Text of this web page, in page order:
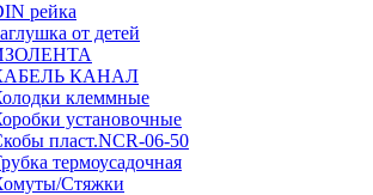
рейка
от детей
КАНАЛ
клеммные
установочные
пласт.NCR-06-50
термоусадочная
Стяжки